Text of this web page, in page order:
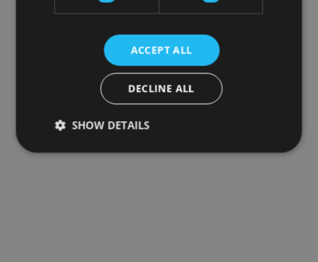
ACCEPT ALL
DECLINE ALL
SHOW DETAILS